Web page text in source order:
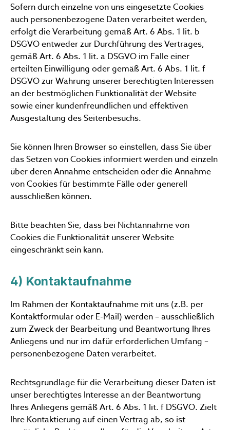
Sofern durch einzelne von uns eingesetzte Cookies
auch personenbezogene Daten verarbeitet werden,
erfolgt die Verarbeitung gemäß Art. 6 Abs. 1 lit. b
DSGVO entweder zur Durchführung des Vertrages,
gemäß Art. 6 Abs. 1 lit. a DSGVO im Falle einer
erteilten Einwilligung oder gemäß Art. 6 Abs. 1 lit. f
DSGVO zur Wahrung unserer berechtigten Interessen
an der bestmöglichen Funktionalität der Website
sowie einer kundenfreundlichen und effektiven
Ausgestaltung des Seitenbesuchs.
Sie können Ihren Browser so einstellen, dass Sie über
das Setzen von Cookies informiert werden und einzeln
über deren Annahme entscheiden oder die Annahme
von Cookies für bestimmte Fälle oder generell
ausschließen können.
Bitte beachten Sie, dass bei Nichtannahme von
Cookies die Funktionalität unserer Website
eingeschränkt sein kann.
4) Kontaktaufnahme
Im Rahmen der Kontaktaufnahme mit uns (z.B. per
Kontaktformular oder E-Mail) werden – ausschließlich
zum Zweck der Bearbeitung und Beantwortung Ihres
Anliegens und nur im dafür erforderlichen Umfang –
personenbezogene Daten verarbeitet.
Rechtsgrundlage für die Verarbeitung dieser Daten ist
unser berechtigtes Interesse an der Beantwortung
Ihres Anliegens gemäß Art. 6 Abs. 1 lit. f DSGVO. Zielt
Ihre Kontaktierung auf einen Vertrag ab, so ist